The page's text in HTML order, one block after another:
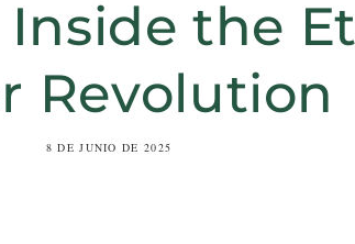
the
Revolution
8 DE JUNIO DE 2025